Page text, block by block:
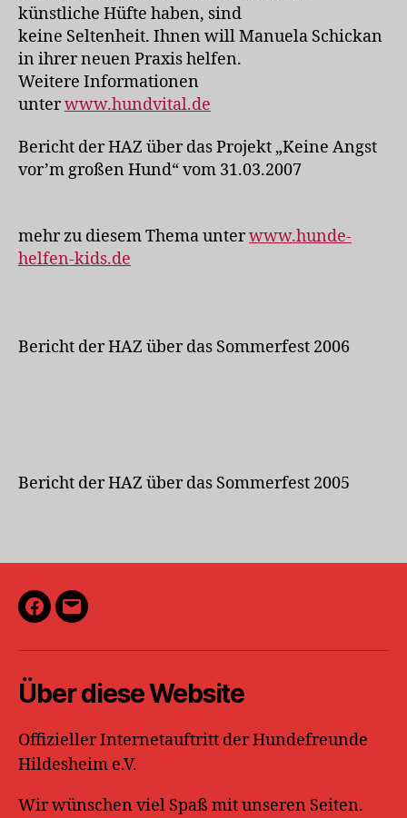
künstliche Hüfte haben, sind
keine Seltenheit. Ihnen will Manuela Schickan
in ihrer neuen Praxis helfen.
Weitere Informationen
unterwww.hundvital.de
Bericht der HAZ über das Projekt „Keine Angst
vor’m großen Hund“ vom 31.03.2007
mehr zu diesem Thema unterwww.hunde-
helfen-kids.de
Bericht der HAZ über das Sommerfest 2006
Bericht der HAZ über das Sommerfest 2005
Facebook
E-
Über diese Website
Offizieller Internetauftritt der Hundefreunde
Hildesheim e.V.
Wir wünschen viel Spaß mit unseren Seiten.